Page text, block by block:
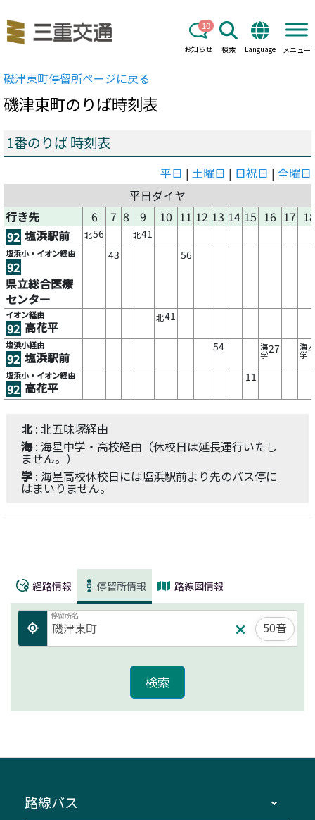
お知らせ
10
検索 Language メニュー
磯津東町停留所ページに戻る
磯津東町のりば時刻表
1番のりば 時刻表
平日 | 土曜日 | 日祝日 | 全曜日
平日ダイヤ
行き先
6 7 8 9 10 11 12 13 14 15 16 17 18
92 塩浜駅前 北56 北41
塩浜小・イオン経由
92
県立総合医療
センター
43 56
イオン経由
92 高花平
北41
塩浜小経由
92 塩浜駅前
54 海
学27 海
学
塩浜小・イオン経由
92 高花平
11
北 : 北五味塚経由
海: 海星中学・高校経由（休校日は延長運行いたし
ません。）
学 : 海星高校休校日には塩浜駅前より先のバス停に
はまいりません。
経路情報 停留所情報 路線図情報
停留所名
50音
路線バス